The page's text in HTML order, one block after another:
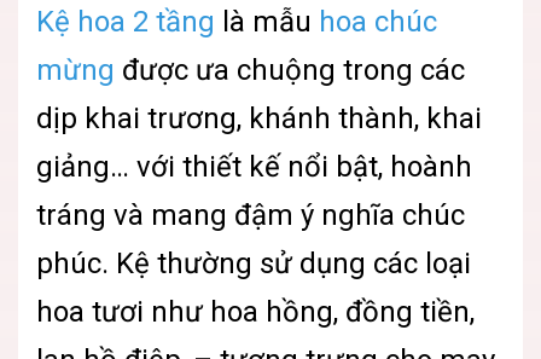
Kệ hoa 2 tầng là mẫu hoa chúc
mừng được ưa chuộng trong các
dịp khai trương, khánh thành, khai
giảng… với thiết kế nổi bật, hoành
tráng và mang đậm ý nghĩa chúc
phúc. Kệ thường sử dụng các loại
hoa tươi như hoa hồng, đồng tiền,